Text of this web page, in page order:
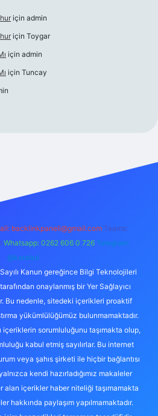
için admin
için Toygar
için admin
için Tuncay
backlinkpaneli@gmail.com Teams:
Whatsapp: 0262 606 0 726 Telegram:
@karabul
Kanun gereğince Bilgi Teknolojileri
onaylanmış bir Yer Sağlayıcı
Bu nedenle, sitedeki içerikleri proaktif
yükümlülüğümüz bulunmamaktadır.
içeriklerin sorumluluğunu taşımakta olup,
kabul etmiş sayılırlar. Bu internet
veya şahıs şirketi ile hiçbir bağlantısı
kendi hazırladığımız makaleler
alan içerikler haber niteliği taşımamakta
hakkında paylaşım yapılmamaktadır.